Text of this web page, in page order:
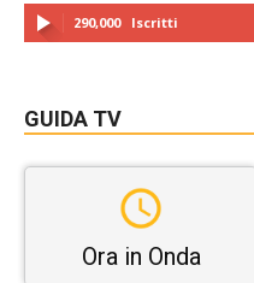
290,000 Iscritti
GUIDA TV
Ora in Onda